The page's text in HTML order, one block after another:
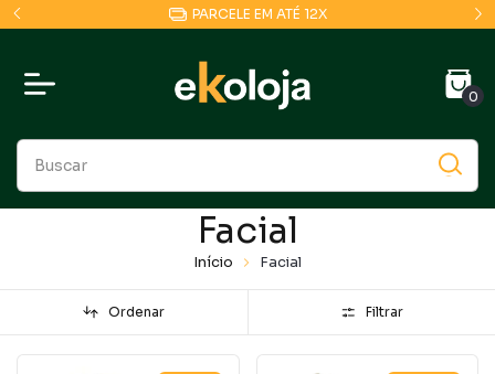
PARCELE EM ATÉ 12X
0
Facial
Início Facial
Ordenar Filtrar